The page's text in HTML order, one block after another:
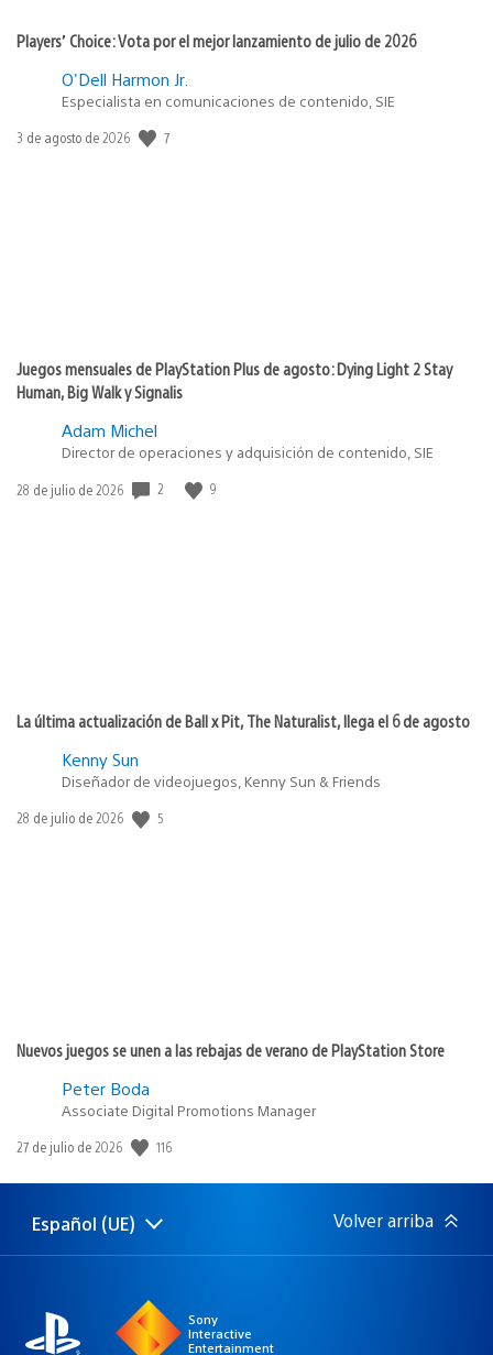
Players’ Choice: Vota por el mejor lanzamiento de julio de 2026
O'Dell Harmon Jr.
Especialista en comunicaciones de contenido, SIE
Fecha
3 de agosto de 2026 7
Juegos mensuales de PlayStation Plus de agosto: Dying Light 2 Stay
Human, Big Walk y Signalis
Adam Michel
Director de operaciones y adquisición de contenido, SIE
Fecha
28 de julio de 2026 2 9
La última actualización de Ball x Pit, The Naturalist, llega el 6 de agosto
Kenny Sun
Diseñador de videojuegos, Kenny Sun & Friends
Fecha
28 de julio de 2026 5
Nuevos juegos se unen a las rebajas de verano de PlayStation Store
Peter Boda
Associate Digital Promotions Manager
Fecha
publicación:
27 de julio de 2026 116
Selecciona
una
Región
actual:
Español (UE) Volver arriba
Sony
Interactive
Entertainment